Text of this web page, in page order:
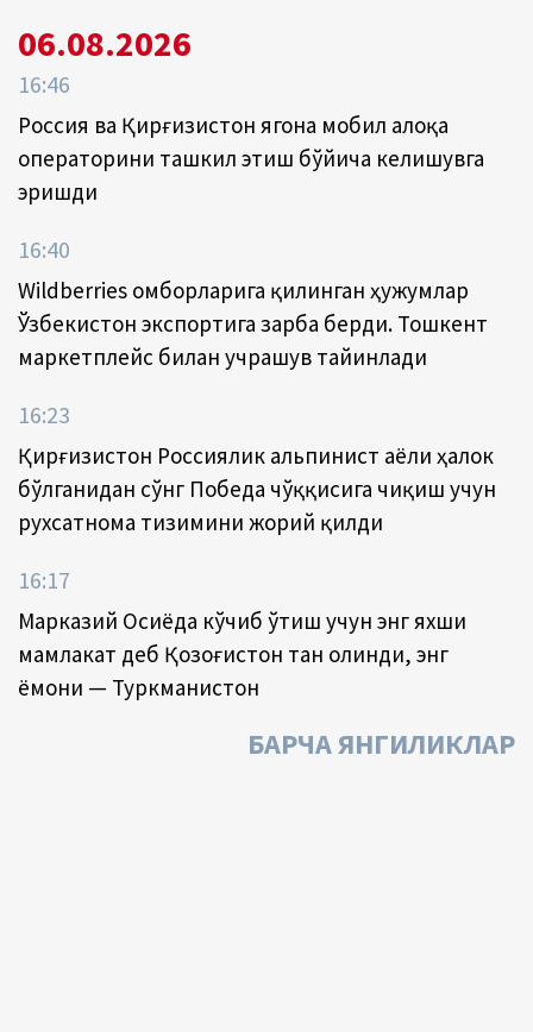
06.08.2026
16:46
Россия ва Қирғизистон ягона мобил алоқа
операторини ташкил этиш бўйича келишувга
эришди
16:40
Wildberries омборларига қилинган ҳужумлар
Ўзбекистон экспортига зарба берди. Тошкент
маркетплейс билан учрашув тайинлади
16:23
Қирғизистон Россиялик альпинист аёли ҳалок
бўлганидан сўнг Победа чўққисига чиқиш учун
рухсатнома тизимини жорий қилди
16:17
Марказий Осиёда кўчиб ўтиш учун энг яхши
мамлакат деб Қозоғистон тан олинди, энг
ёмони — Туркманистон
БАРЧА ЯНГИЛИКЛАР